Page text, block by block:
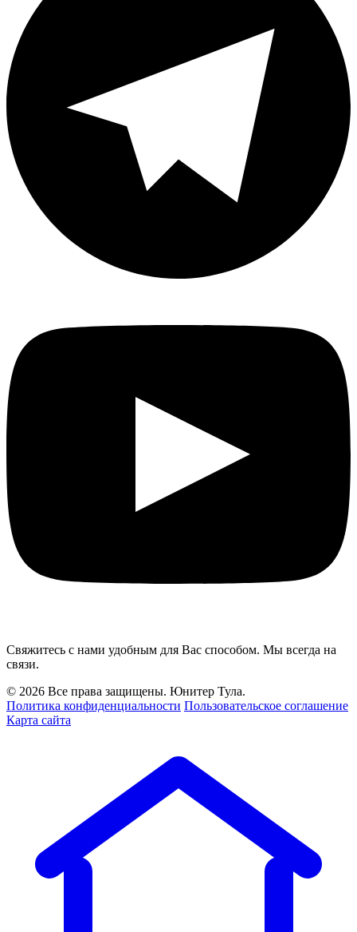
Свяжитесь с нами удобным для Вас способом. Мы всегда на
связи.
© 2026 Все права защищены. Юнитер Тула.
Политика конфиденциальности Пользовательское соглашение
Карта сайта